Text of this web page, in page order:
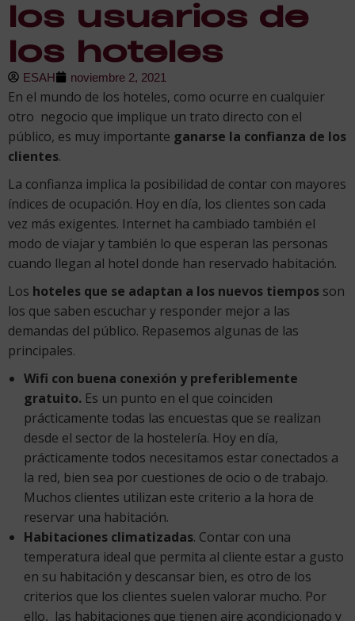
los usuarios de
los hoteles
ESAH noviembre 2, 2021
En el mundo de los hoteles, como ocurre en cualquier
otro negocio que implique un trato directo con el
público, es muy importante ganarse la confianza de los
clientes.
La confianza implica la posibilidad de contar con mayores
índices de ocupación. Hoy en día, los clientes son cada
vez más exigentes. Internet ha cambiado también el
modo de viajar y también lo que esperan las personas
cuando llegan al hotel donde han reservado habitación.
Los hoteles que se adaptan a los nuevos tiempos son
los que saben escuchar y responder mejor a las
demandas del público. Repasemos algunas de las
principales.
Wifi con buena conexión y preferiblemente
gratuito. Es un punto en el que coinciden
prácticamente todas las encuestas que se realizan
desde el sector de la hostelería. Hoy en día,
prácticamente todos necesitamos estar conectados a
la red, bien sea por cuestiones de ocio o de trabajo.
Muchos clientes utilizan este criterio a la hora de
reservar una habitación.
Habitaciones climatizadas. Contar con una
temperatura ideal que permita al cliente estar a gusto
en su habitación y descansar bien, es otro de los
criterios que los clientes suelen valorar mucho. Por
ello, las habitaciones que tienen aire acondicionado y